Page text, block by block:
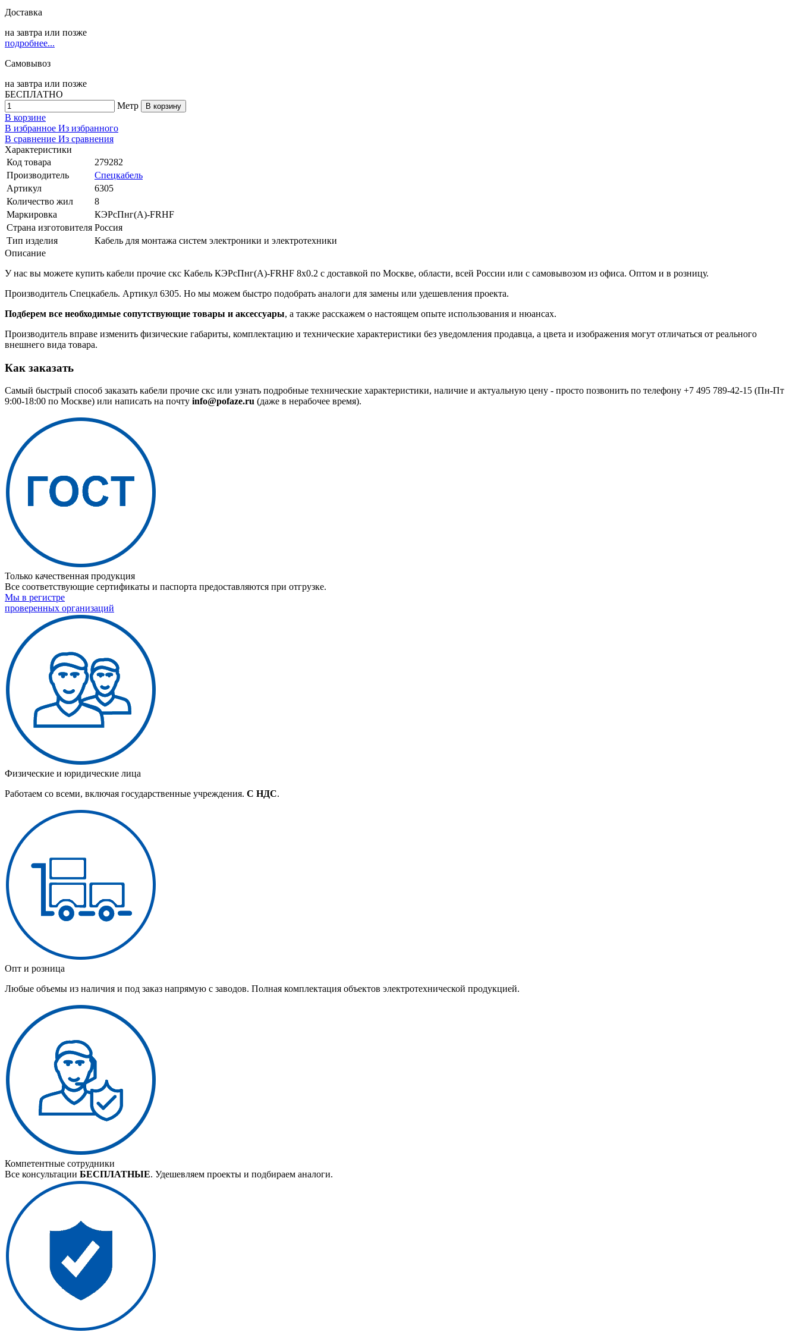
Доставка
на завтра или позже
подробнее...
Самовывоз
на завтра или позже
БЕСПЛАТНО
Метр
В корзину
В корзине
В избранное Из избранного
В сравнение Из сравнения
Характеристики
Код товара
279282
Производитель
Спецкабель
Артикул
6305
Количество жил
8
Маркировка
КЭРсПнг(А)-FRHF
Страна изготовителя Россия
Тип изделия
Кабель для монтажа систем электроники и электротехники
Описание
У нас вы можете купить кабели прочие скс Кабель КЭРсПнг(А)-FRHF 8х0.2 с доставкой по Москве, области, всей России или с самовывозом из офиса. Оптом и в розницу.
Производитель Спецкабель. Артикул 6305. Но мы можем быстро подобрать аналоги для замены или удешевления проекта.
Подберем все необходимые сопутствующие товары и аксессуары, а также расскажем о настоящем опыте использования и нюансах.
Производитель вправе изменить физические габариты, комплектацию и технические характеристики без уведомления продавца, а цвета и изображения могут отличаться от реального
внешнего вида товара.
Как заказать
Самый быстрый способ заказать кабели прочие скс или узнать подробные технические характеристики, наличие и актуальную цену - просто позвонить по телефону +7 495 789-42-15 (Пн-Пт
9:00-18:00 по Москве) или написать на почту info@pofaze.ru (даже в нерабочее время).
Только качественная продукция
Все соответствующие сертификаты и паспорта предоставляются при отгрузке.
Мы в регистре
проверенных организаций
Физические и юридические лица
Работаем со всеми, включая государственные учреждения. С НДС.
Опт и розница
Любые объемы из наличия и под заказ напрямую с заводов. Полная комплектация объектов электротехнической продукцией.
Компетентные сотрудники
Все консультации БЕСПЛАТНЫЕ. Удешевляем проекты и подбираем аналоги.